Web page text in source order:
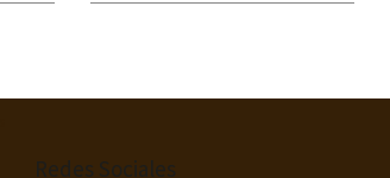
Redes Sociales